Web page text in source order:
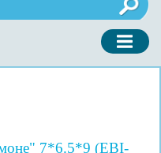
7*6.5*9 (EBI-